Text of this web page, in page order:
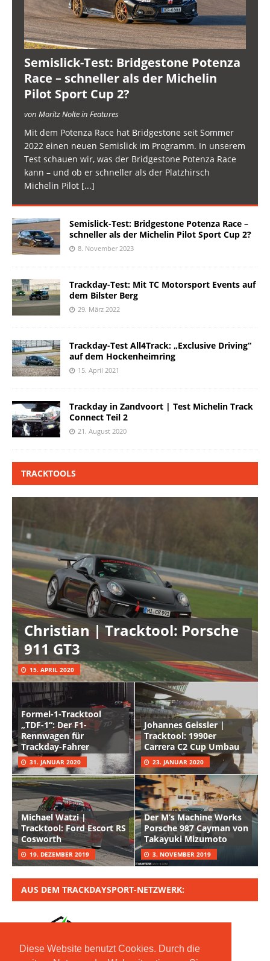
Diese Website benutzt Cookies. Durch die
Semislick-Test: Bridgestone Potenza
Race – schneller als der Michelin
Pilot Sport Cup 2?
von Moritz Nolte in Features
Mit dem Potenza Race hat Bridgestone seit Sommer
2022 einen neuen Semislick im Programm. In unserem
Test schauen wir, was der Bridgestone Potenza Race
kann – und ob er schneller als der Platzhirsch
Michelin Pilot [...]
Semislick-Test: Bridgestone Potenza Race –
schneller als der Michelin Pilot Sport Cup 2?
8. November 2023
Trackday-Test: Mit TC Motorsport Events auf
dem Bilster Berg
29. März 2022
Trackday-Test All4Track: „Exclusive Driving“
auf dem Hockenheimring
15. April 2021
Trackday in Zandvoort | Test Michelin Track
Connect Teil 2
21. August 2020
TRACKTOOLS
Christian | Tracktool: Porsche
911 GT3
15. APRIL 2020
Formel-1-Tracktool
„TDF-1“: Der F1-
Rennwagen für
Trackday-Fahrer
31. JANUAR 2020
Johannes Geissler |
Tracktool: 1990er
Carrera C2 Cup Umbau
23. JANUAR 2020
Michael Watzi |
Tracktool: Ford Escort RS
Cosworth
19. DEZEMBER 2019
Der M’s Machine Works
Porsche 987 Cayman von
Takayuki Mizumoto
3. NOVEMBER 2019
AUS DEM TRACKDAYSPORT-NETZWERK: